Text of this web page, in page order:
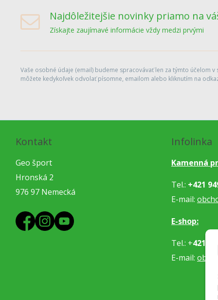
Najdôležitejšie novinky priamo na
Získajte zaujímavé informácie vždy medzi prvými
Vaše osobné údaje (email) budeme spracovávať len za týmto účelom
môžete kedykoľvek odvolať písomne, emailom alebo kliknutím na
Kontakt
Geo šport
Hronská 2
976 97 Nemecká
Infolinka
Kamenná
Tel.: +421
E-mail:
E-shop:
Tel.: +421
E-mail: